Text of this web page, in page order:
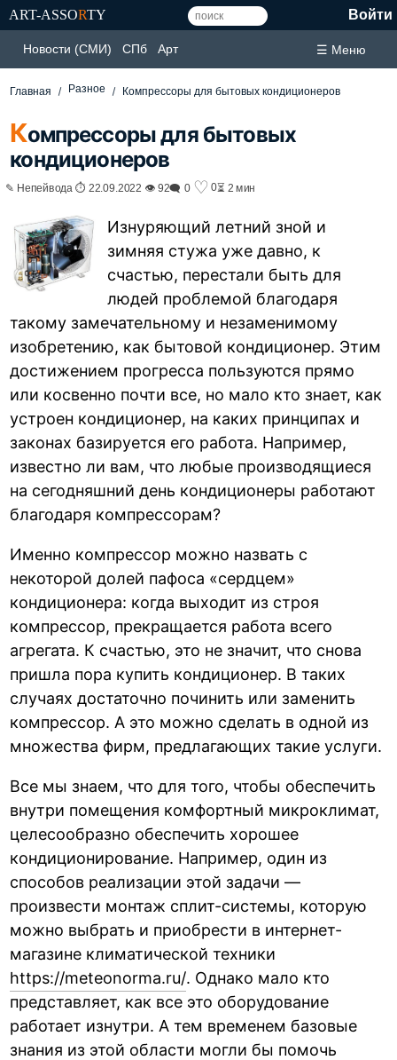
ART-ASSORTY Войти
Новости (СМИ) СПб Арт ☰ Меню
Главная Разное Компрессоры для бытовых кондиционеров
Компрессоры для бытовых
кондиционеров
✎ Непейвода ⏱ 22.09.2022 👁 92🗨 0 ♡ 0⏳ 2 мин
Изнуряющий летний зной и
зимняя стужа уже давно, к
счастью, перестали быть для
людей проблемой благодаря
такому замечательному и незаменимому
изобретению, как бытовой кондиционер. Этим
достижением прогресса пользуются прямо
или косвенно почти все, но мало кто знает, как
устроен кондиционер, на каких принципах и
законах базируется его работа. Например,
известно ли вам, что любые производящиеся
на сегодняшний день кондиционеры работают
благодаря компрессорам?
Именно компрессор можно назвать с
некоторой долей пафоса «сердцем»
кондиционера: когда выходит из строя
компрессор, прекращается работа всего
агрегата. К счастью, это не значит, что снова
пришла пора купить кондиционер. В таких
случаях достаточно починить или заменить
компрессор. А это можно сделать в одной из
множества фирм, предлагающих такие услуги.
Все мы знаем, что для того, чтобы обеспечить
внутри помещения комфортный микроклимат,
целесообразно обеспечить хорошее
кондиционирование. Например, один из
способов реализации этой задачи —
произвести монтаж сплит-системы, которую
можно выбрать и приобрести в интернет-
магазине климатической техники
https://meteonorma.ru/. Однако мало кто
представляет, как все это оборудование
работает изнутри. А тем временем базовые
знания из этой области могли бы помочь